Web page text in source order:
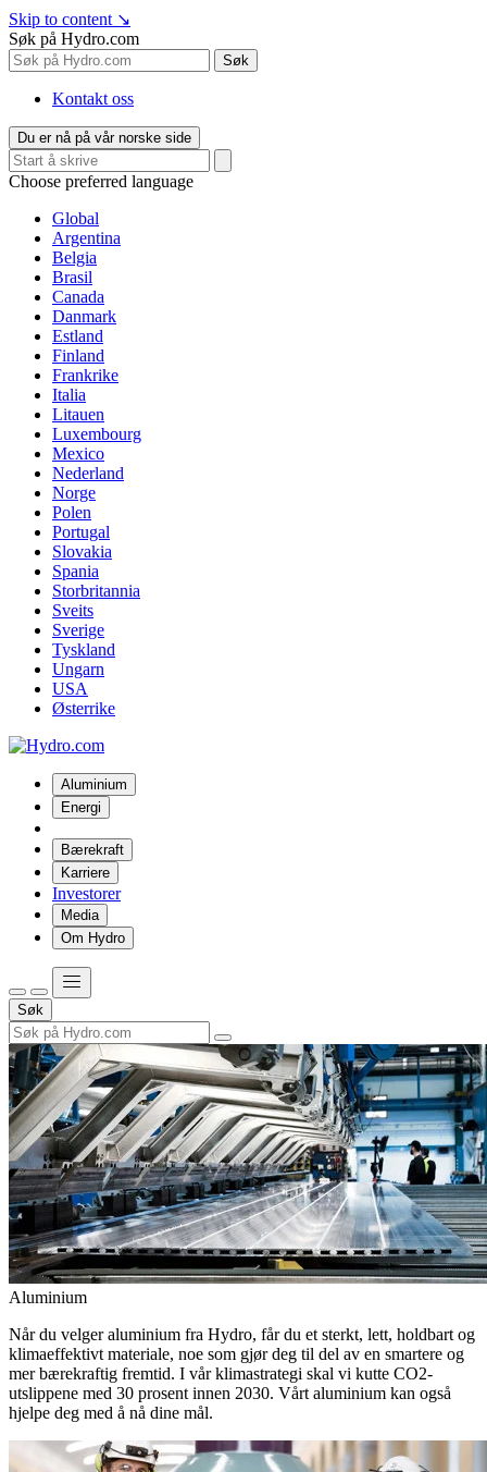
Skip to content ↘
Søk på Hydro.com
Søk
Kontakt oss
Du er nå på vår norske side
Choose preferred language
Global
Argentina
Belgia
Brasil
Canada
Danmark
Estland
Finland
Frankrike
Italia
Litauen
Luxembourg
Mexico
Nederland
Norge
Polen
Portugal
Slovakia
Spania
Storbritannia
Sveits
Sverige
Tyskland
Ungarn
USA
Østerrike
Aluminium
Energi
Bærekraft
Karriere
Investorer
Media
Om Hydro
Søk
Aluminium
Når du velger aluminium fra Hydro, får du et sterkt, lett, holdbart og
klimaeffektivt materiale, noe som gjør deg til del av en smartere og
mer bærekraftig fremtid. I vår klimastrategi skal vi kutte CO2-
utslippene med 30 prosent innen 2030. Vårt aluminium kan også
hjelpe deg med å nå dine mål.